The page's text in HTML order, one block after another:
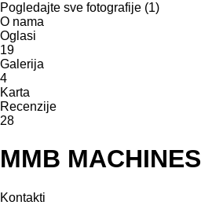
Pogledajte sve fotografije (1)
O nama
Oglasi
19
Galerija
4
Karta
Recenzije
28
MMB MACHINES
Kontakti